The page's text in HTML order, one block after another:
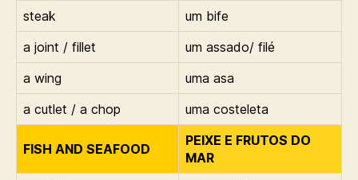
steak
um bife
a joint / fillet
um assado/ filé
a wing
uma asa
a cutlet / a chop
uma costeleta
FISH AND SEAFOOD
PEIXE E FRUTOS DO
MAR